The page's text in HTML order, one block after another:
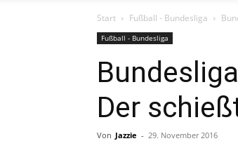
Start Fußball - Bundesliga
Fußball - Bundesliga
Der
Von Jazzie - 29. November 2016